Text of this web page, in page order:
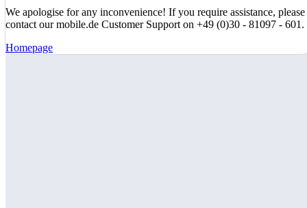
We apologise for any inconvenience! If you require assistance, please
contact our mobile.de Customer Support on +49 (0)30 - 81097 - 601.
Homepage